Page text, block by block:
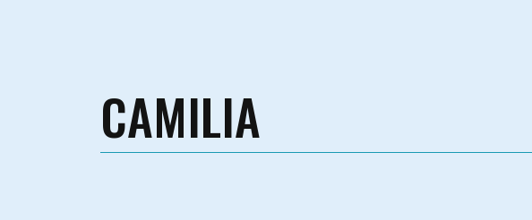
CAMILIA